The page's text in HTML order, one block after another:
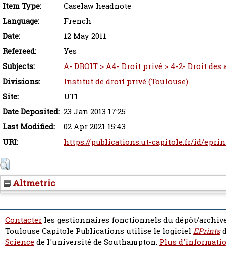
Item Type:
Caselaw headnote
Language:
French
Date:
12 May 2011
Refereed:
Yes
Subjects:
A- DROIT > A4- Droit privé > 4-2- Droit
Divisions:
Institut de droit privé (Toulouse)
Site:
UT1
Date Deposited: 23 Jan 2013 17:25
Last Modified:
02 Apr 2021 15:43
URI:
https://publications.ut-capitole.fr/id/
Altmetric
Contacter les gestionnaires fonctionnels du dépôt/
Toulouse Capitole Publications utilise le logiciel EPrints
Sciencede l'université de Southampton. Plus